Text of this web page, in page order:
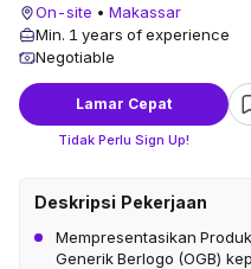
On-site • Makassar
Min. 1 years of experience
Negotiable
Lamar Cepat
Tidak Perlu Sign Up!
Deskripsi Pekerjaan
Mempresentasikan
Generik Berlogo (OGB)